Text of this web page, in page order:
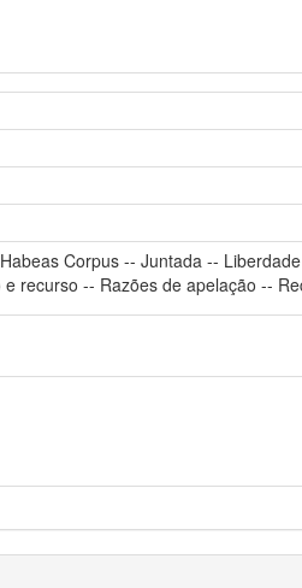
Corpus -- Juntada --
recurso -- Razões de apelação --